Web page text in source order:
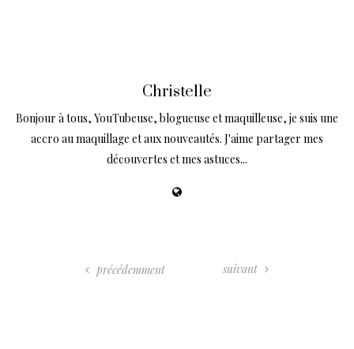
Christelle
Bonjour à tous, YouTubeuse, blogueuse et maquilleuse, je suis une
accro au maquillage et aux nouveautés. J'aime partager mes
découvertes et mes astuces...
précédemment suivant